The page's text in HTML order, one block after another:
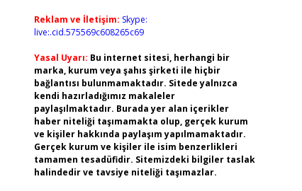
Reklam ve İletişim: Skype:
live:.cid.575569c608265c69
Yasal Uyarı: Bu internet sitesi, herhangi bir
marka, kurum veya şahıs şirketi ile hiçbir
bağlantısı bulunmamaktadır. Sitede yalnızca
kendi hazırladığımız makaleler
paylaşılmaktadır. Burada yer alan içerikler
haber niteliği taşımamakta olup, gerçek kurum
ve kişiler hakkında paylaşım yapılmamaktadır.
Gerçek kurum ve kişiler ile isim benzerlikleri
tamamen tesadüfidir. Sitemizdeki bilgiler taslak
halindedir ve tavsiye niteliği taşımazlar.